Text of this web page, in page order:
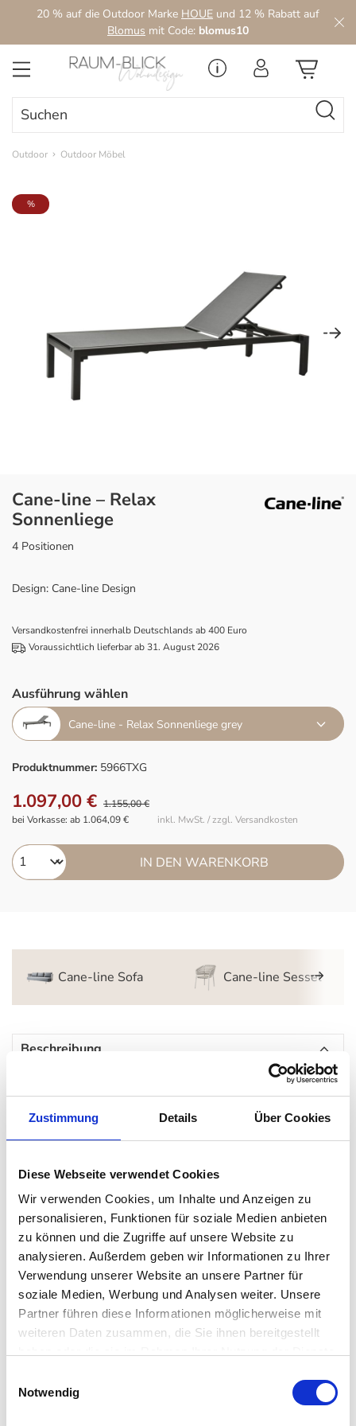
Zustimmung Details Über Cookies
Diese Webseite verwendet Cookies
Wir verwenden Cookies, um Inhalte und Anzeigen zu
personalisieren, Funktionen für soziale Medien anbieten
zu können und die Zugriffe auf unsere Website zu
analysieren. Außerdem geben wir Informationen zu Ihrer
Verwendung unserer Website an unsere Partner für
soziale Medien, Werbung und Analysen weiter. Unsere
Partner führen diese Informationen möglicherweise mit
weiteren Daten zusammen, die Sie ihnen bereitgestellt
Datenschutzerklärung
Notwendig
Zum Hauptinhalt springen
20 % auf die Outdoor Marke HOUE und 12 % Rabatt auf
Blomus mit Code: blomus10
Outdoor Outdoor Möbel
Bildergalerie überspringen
%
Cane-line – Relax
Sonnenliege
4 Positionen
Design: Cane-line Design
Versandkostenfrei innerhalb Deutschlands ab 400 Euro
Voraussichtlich lieferbar ab 31. August 2026
Ausführung wählen
Cane-line - Relax Sonnenliege grey
Produktnummer: 5966TXG
1.097,00 € 1.155,00 €
inkl. MwSt. / zzgl. Versandkosten
bei Vorkasse: ab 1.064,09 €
IN DEN WARENKORB
Cane-line Sofa Cane-line Sessel
Beschreibung
Die Sonnenliege für pure Entspannung
Programm – einfach hinlegen, entspannen und genießen. Mit
mit Sicherheit seine Lieblingsposition. Durch ihr modernes und
straffes Design fügt sich die RelaxSonnenliegeperfekt in den
Außenbereich ein. Das passende Relax Sonnenliege Kissenist
im RAUM-BLICK Shop separat in zwei Farben erhältlich.
Besonderheit
in 4 verschiedene Positionen verstellbar
modernes Design